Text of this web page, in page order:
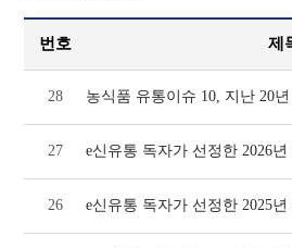
번호 제
28 농식품 유통이슈 10, 지난 20
27
26